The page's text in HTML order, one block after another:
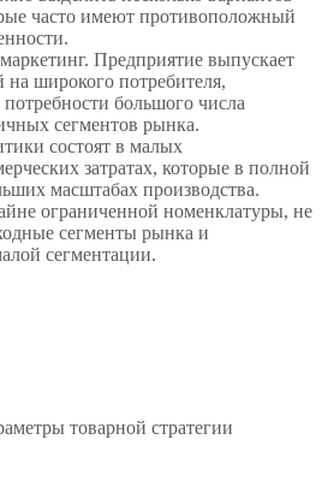
часто имеют противоположный
Предприятие выпускает
широкого потребителя,
большого числа
сегментов рынка.
состоят в малых
затратах, которые в полной
масштабах производства.
ограниченной номенклатуры, не
сегменты рынка и
сегментации.
товарной стратегии